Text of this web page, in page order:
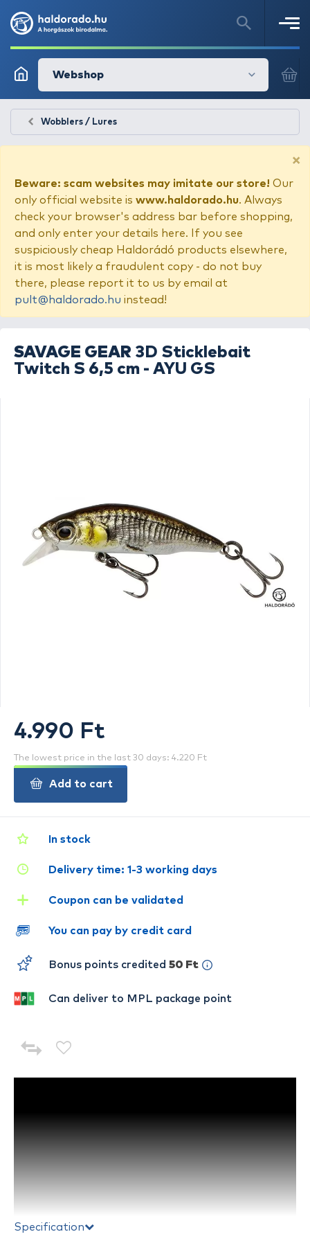
Webshop
Wobblers / Lures
×
Beware: scam websites may imitate our store! Our
only official website is www.haldorado.hu. Always
check your browser's address bar before shopping,
and only enter your details here. If you see
suspiciously cheap Haldorádó products elsewhere,
it is most likely a fraudulent copy - do not buy
there, please report it to us by email at
pult@haldorado.hu instead!
SAVAGE GEAR 3D Sticklebait
Twitch S 6,5 cm - AYU GS
Specification
In stock
Delivery time: 1-3 working days
Coupon can be validated
You can pay by credit card
Bonus points credited 50 Ft
Can deliver to MPL package point
4.990 Ft
The lowest price in the last 30 days: 4.220 Ft
Add to cart